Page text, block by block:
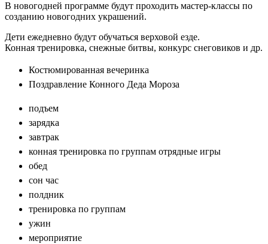
В новогодней программе будут проходить мастер-классы по
созданию новогодних украшений.
Дети ежедневно будут обучаться верховой езде.
Конная тренировка, снежные битвы, конкурс снеговиков и др.
Костюмированная вечеринка
Поздравление Конного Деда Мороза
подъем
зарядка
завтрак
конная тренировка по группам отрядные игры
обед
сон час
полдник
тренировка по группам
ужин
мероприятие